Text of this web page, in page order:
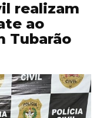
realizam
ao
Tubarão